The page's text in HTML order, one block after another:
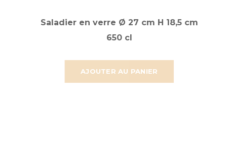
AJOUTER AU PANIER
Saladier en verre Ø 27 cm H 18,5 cm
650 cl